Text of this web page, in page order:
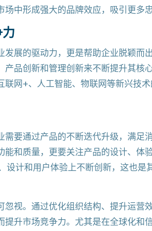
中形成强大的品牌效应，吸引更多
展的驱动力，更是帮助企业脱颖而
品创新和管理创新来不断提升其核
网+、人工智能、物联网等新兴技
要通过产品的不断迭代升级，满足
和质量，更要关注产品的设计、体
设计和用户体验上不断创新，这也是
忽视。通过优化组织结构、提升运营
升市场竞争力。尤其是在全球化和